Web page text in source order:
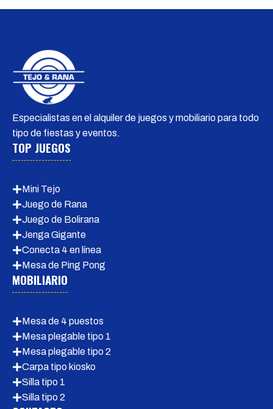
Especialistas en el alquiler de juegos y mobiliario para todo
tipo de fiestas y eventos.
TOP JUEGOS
Mini Tejo
Juego de Rana
Juego de Bolirana
Jenga Gigante
Conecta 4 en línea
Mesa de Ping Pong
MOBILIARIO
Mesa de 4 puestos
Mesa plegable tipo 1
Mesa plegable tipo 2
Carpa tipo kiosko
Silla tipo 1
Silla tipo 2